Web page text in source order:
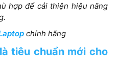
hợp để cải thiện hiệu năng
chính hãng
tiêu chuẩn mới cho